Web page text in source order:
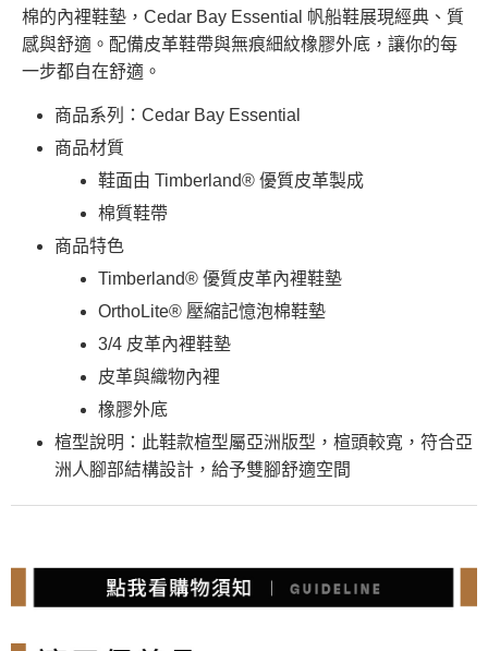
棉的內裡鞋墊，Cedar Bay Essential 帆船鞋展現經典、質
感與舒適。配備皮革鞋帶與無痕細紋橡膠外底，讓你的每
一步都自在舒適。
商品系列：Cedar Bay Essential
商品材質
鞋面由 Timberland® 優質皮革製成
棉質鞋帶
商品特色
Timberland® 優質皮革內裡鞋墊
OrthoLite® 壓縮記憶泡棉鞋墊
3/4 皮革內裡鞋墊
皮革與織物內裡
橡膠外底
楦型說明：此鞋款楦型屬亞洲版型，楦頭較寬，符合亞
洲人腳部結構設計，給予雙腳舒適空間